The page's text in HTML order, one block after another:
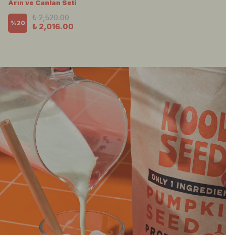
Arın ve Canlan Seti
%20
₺ 2,520.00
₺ 2,016.00